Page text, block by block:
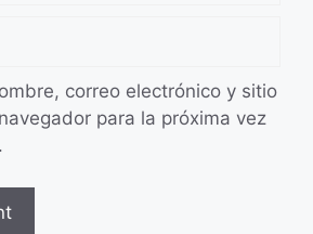
correo electrónico y sitio
para la próxima vez